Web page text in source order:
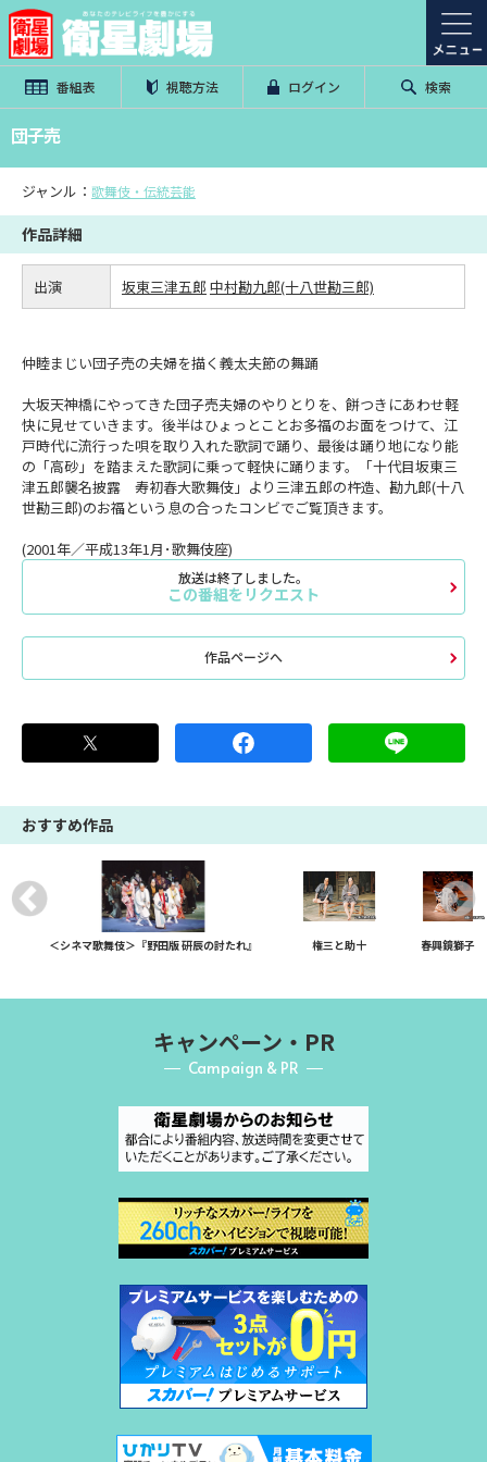
番組表 視聴方法 ログイン 検索
団子売
ジャンル： 歌舞伎・伝統芸能
作品詳細
出演 坂東三津五郎 中村勘九郎(十八世勘三郎)
仲睦まじい団子売の夫婦を描く義太夫節の舞踊
大坂天神橋にやってきた団子売夫婦のやりとりを、餅つきにあわせ軽
快に見せていきます。後半はひょっとことお多福のお面をつけて、江
戸時代に流行った唄を取り入れた歌詞で踊り、最後は踊り地になり能
の「高砂」を踏まえた歌詞に乗って軽快に踊ります。「十代目坂東三
津五郎襲名披露 寿初春大歌舞伎」より三津五郎の杵造、勘九郎(十八
世勘三郎)のお福という息の合ったコンビでご覧頂きます。
(2001年／平成13年1月･歌舞伎座)
放送は終了しました。
この番組をリクエスト
作品ページへ
おすすめ作品
＜シネマ歌舞伎＞『野田版 研辰の討たれ』 権三と助十 春興鏡獅子
キャンペーン・PR
Campaign & PR